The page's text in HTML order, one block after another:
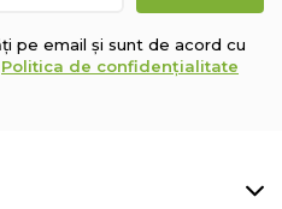
pe email și sunt de acord cu
Politica de confidențialitate